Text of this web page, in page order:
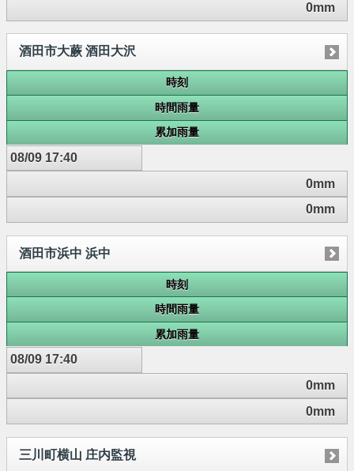
0mm
酒田市大蕨 酒田大沢
時刻
時間雨量
累加雨量
08/09 17:40
0mm
0mm
酒田市浜中 浜中
時刻
時間雨量
累加雨量
08/09 17:40
0mm
0mm
三川町横山 庄内監視